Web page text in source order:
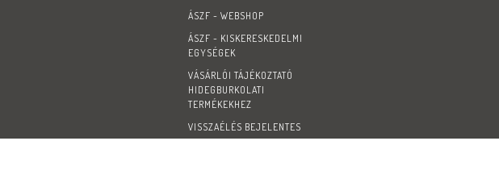
ÁSZF - WEBSHOP
ÁSZF - KISKERESKEDELMI
EGYSÉGEK
VÁSÁRLÓI TÁJÉKOZTATÓ
HIDEGBURKOLATI
TERMÉKEKHEZ
VISSZAÉLÉS BEJELENTES